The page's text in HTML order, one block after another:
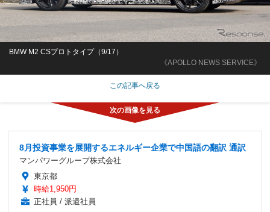
《APOLLO NEWS SERVICE》
BMW M2 CSプロトタイプ（9/17）
この記事へ戻る
8月投資事業を展開するエネルギー企業で中国語の翻訳 通訳
マンパワーグループ株式会社
東京都
時給1,950円
正社員 / 派遣社員